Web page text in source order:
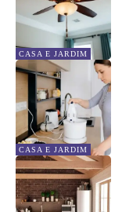
CASA E JARDIM
CASA E JARDIM